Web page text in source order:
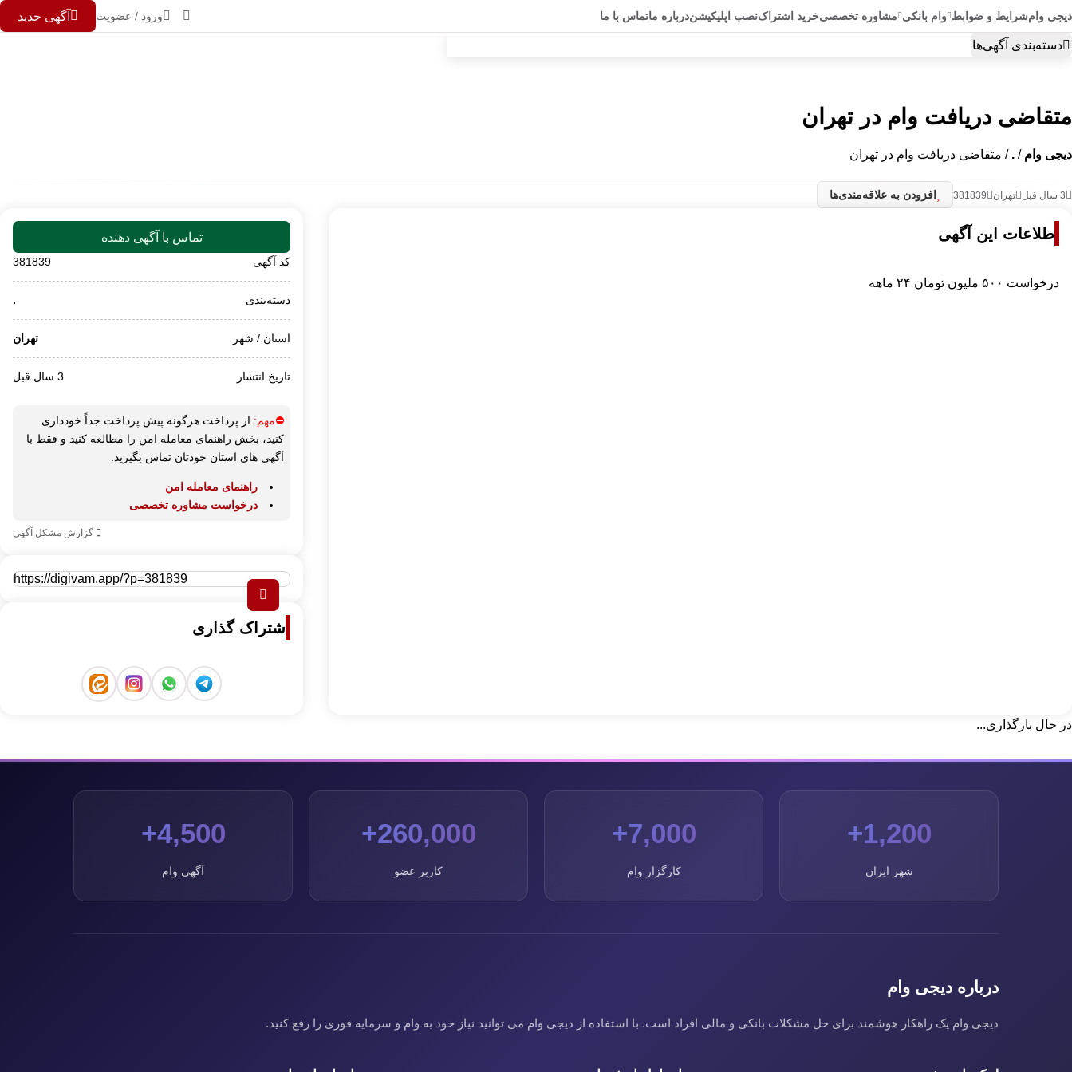
دیجی وامشرایط و ضوابط وام بانکی مشاوره تخصصیخرید اشتراکنصب اپلیکیشندرباره ماتماس با ما ورود / عضویت آگهی جدید
دسته‌بندی آگهی‌ها
متقاضی دریافت وام در تهران
دیجی وام /
. / متقاضی دریافت وام در تهران
3 سال قبل تهران 381839 افزودن به علاقه‌مندی‌ها
اطلاعات این آگهی
درخواست ۵۰۰ ملیون تومان ۲۴ ماهه
تماس با آگهی دهنده
کد آگهی 381839
دسته‌بندی .
استان / شهر تهران
تاریخ انتشار 3 سال قبل
⛔مهم: از پرداخت هرگونه پیش پرداخت جداً خودداری
کنید، بخش راهنمای معامله امن را مطالعه کنید و فقط با
آگهی های استان خودتان تماس بگیرید.
راهنمای معامله امن
درخواست مشاوره تخصصی
گزارش مشکل آگهی
اشتراک گذاری
در حال بارگذاری...
1,200+
شهر ایران
7,000+
کارگزار وام
260,000+
کاربر عضو
4,500+
آگهی وام
درباره دیجی وام
دیجی وام یک راهکار هوشمند برای حل مشکلات بانکی و مالی افراد است. با استفاده از دیجی وام می توانید نیاز خود به وام و سرمایه فوری را رفع کنید.